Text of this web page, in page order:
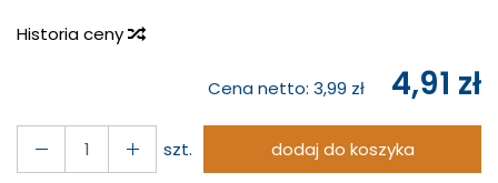
Historia ceny
Cena netto: 3,99 zł 4,91 zł
szt.
dodaj do koszyka